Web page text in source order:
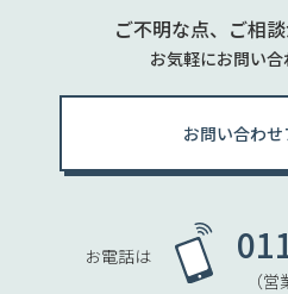
ご不明な点、ご相
お気軽にお問い
お問い合わ
お電話は
（